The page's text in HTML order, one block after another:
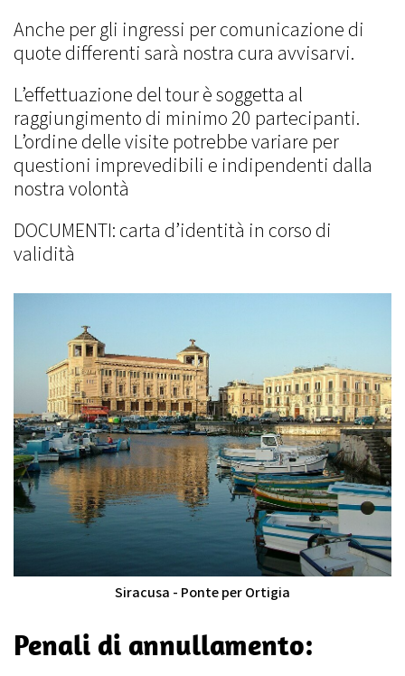
Anche per gli ingressi per comunicazione di
quote differenti sarà nostra cura avvisarvi.
L’effettuazione del tour è soggetta al
raggiungimento di minimo 20 partecipanti.
L’ordine delle visite potrebbe variare per
questioni imprevedibili e indipendenti dalla
nostra volontà
DOCUMENTI: carta d’identità in corso di
validità
Siracusa - Ponte per Ortigia
Penali di annullamento: